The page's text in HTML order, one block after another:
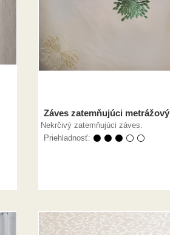
Záves zatemňujúci metrážový
Nekrčivý zatemňujúci záves.
Priehladnosť: ⚫ ⚫ ⚫ ⚪ ⚪